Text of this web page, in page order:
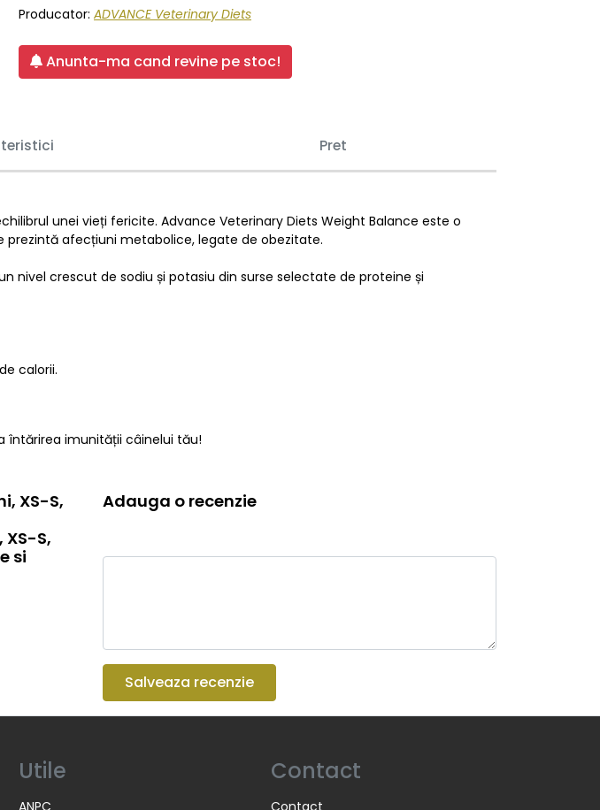
Producator: ADVANCE Veterinary Diets
Anunta-ma cand revine pe stoc!
Pret
unei vieți fericite. Advance Veterinary Diets Weight Balance este o
afecțiuni metabolice, legate de obezitate.
nivel crescut de sodiu și potasiu din surse selectate de proteine ​​și
calorii.
întărirea imunității câinelui tău!
XS-S,
S,
si
Adauga o recenzie
Salveaza recenzie
Utile Contact